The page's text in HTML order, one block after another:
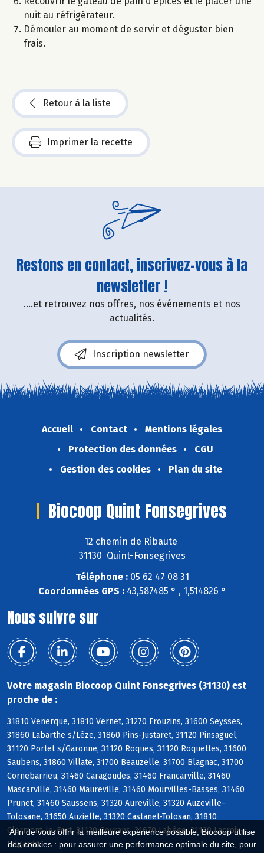
Afin de vous offrir la meilleure expérience possible, Biocoop utilise
des cookies : pour assurer une performance optimale du site, pour
nuit au réfrigérateur.
Démouler au moment de servir et déguster bien
frais.
Retour à la liste
Imprimer la recette
Restons en contact, inscrivez-vous à la
newsletter !
....et retrouvez nos offres, nos événements et nos
actualités.
Inscription newsletter
Accueil Contact
Mentions légales
Protection des données
CGU
Gestion des cookies
Plan du site
Biocoop Quint Fonsegrives
12 chemin de Ribaute
31130 Quint-Fonsegrives
Téléphone :05 62 47 08 31
Coordonnées GPS :43,587485 ° , 1,514826 °
Nous suivre sur
Votre magasin Biocoop Quint Fonsegrives (31130) est
proche de :
31810 Venerque, 31810 Vernet, 31270 Frouzins, 31600 Seysses,
31860 Labarthe s/Lèze, 31860 Pins-Justaret, 31120 Pinsaguel,
31120 Portet s/Garonne, 31120 Roques, 31120 Roquettes, 31600
Saubens, 31860 Villate, 31700 Beauzelle, 31700 Blagnac, 31700
Cornebarrieu, 31460 Caragoudes, 31460 Francarville, 31460
Mascarville, 31460 Maureville, 31460 Mourvilles-Basses, 31460
Prunet, 31460 Saussens, 31320 Aureville, 31320 Auzeville-
Tolosane, 31650 Auzielle, 31320 Castanet-Tolosan, 31810
Clermont-le-Fort, 31120 Goyrans, 31670 Labège, 31120 Lacroix-
Falgarde